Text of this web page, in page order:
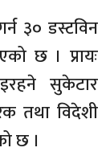
३० डस्टविन
छ । प्रायः
सुकेटार
तथा विदेशी
छ ।